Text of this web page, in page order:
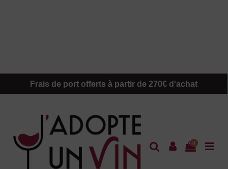
Frais de port offerts à partir de 270€ d'achat
0